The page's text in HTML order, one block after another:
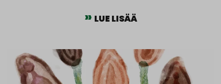
LUE LISÄÄ